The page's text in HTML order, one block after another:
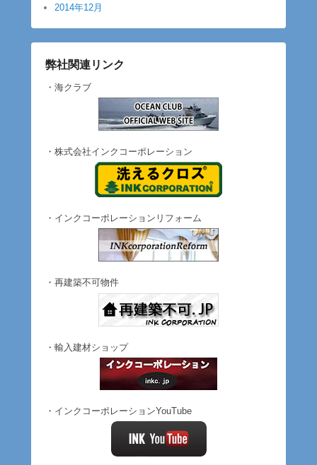
2014年12月
弊社関連リンク
・海クラブ
・株式会社インクコーポレーション
・インクコーポレーションリフォーム
・再建築不可物件
・輸入建材ショップ
・インクコーポレーションYouTube